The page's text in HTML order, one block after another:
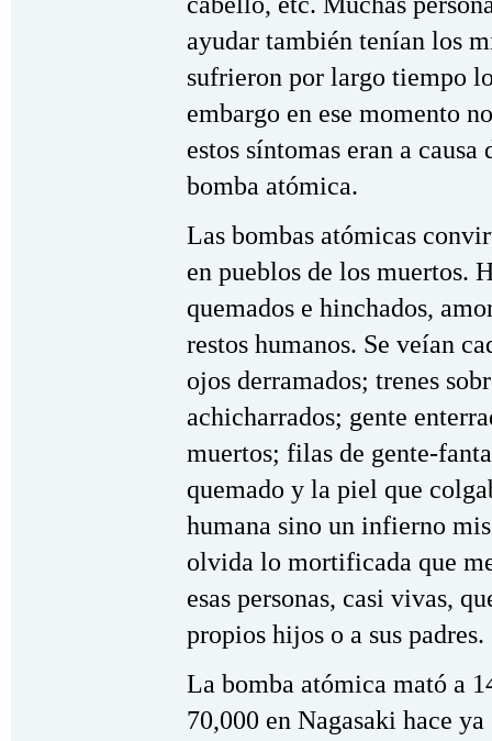
ayudar también tenían los
sufrieron por largo tiempo
embargo en ese momento
estos síntomas eran a
bomba atómica.
Las bombas atómicas
en pueblos de los muertos.
quemados e hinchados,
restos humanos. Se veían
ojos derramados; trenes
achicharrados; gente
muertos; filas de gente-
quemado y la piel que
humana sino un infierno
olvida lo mortificada que
esas personas, casi vivas,
propios hijos o a sus padres.
La bomba atómica mató a
70,000 en Nagasaki hace